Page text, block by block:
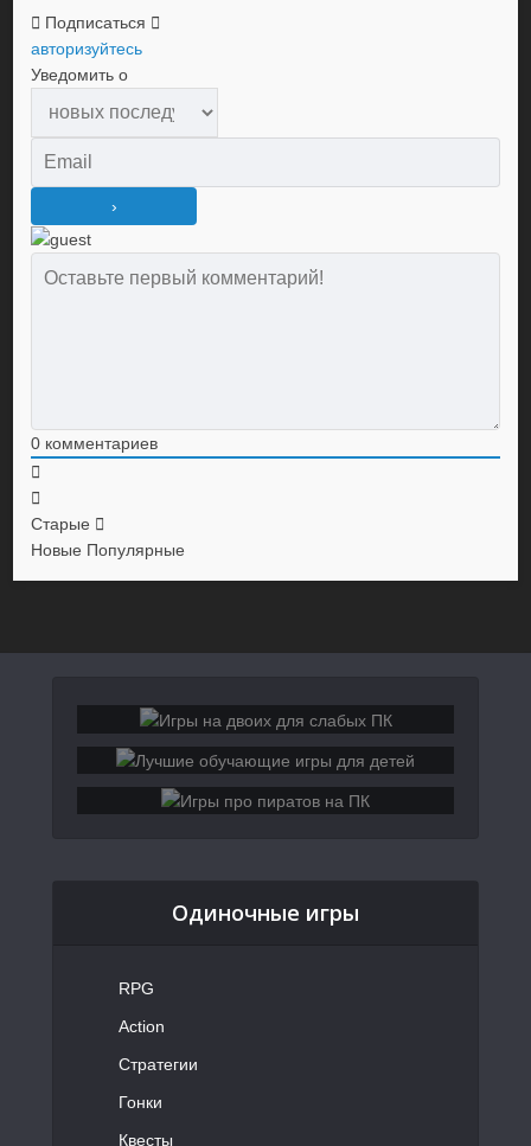
Подписаться
авторизуйтесь
Уведомить о
0 комментариев
Старые
Новые Популярные
Одиночные игры
RPG
Action
Стратегии
Гонки
Квесты